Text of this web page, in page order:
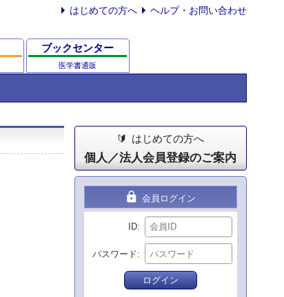
はじめての方へ ヘルプ・お問い合わせ
ブックセンター
医学書通販
はじめての方へ
個人／法人会員登録のご案内
lock 会員ログイン
ID
パスワード
ログイン